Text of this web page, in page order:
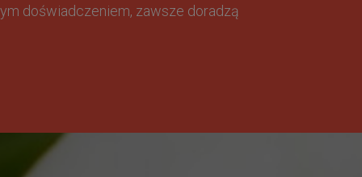
doświadczeniem, zawsze doradzą